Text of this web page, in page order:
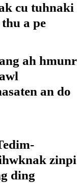
cu tuhnaki
a pe
ah hmunr
an do
zinpi
ding